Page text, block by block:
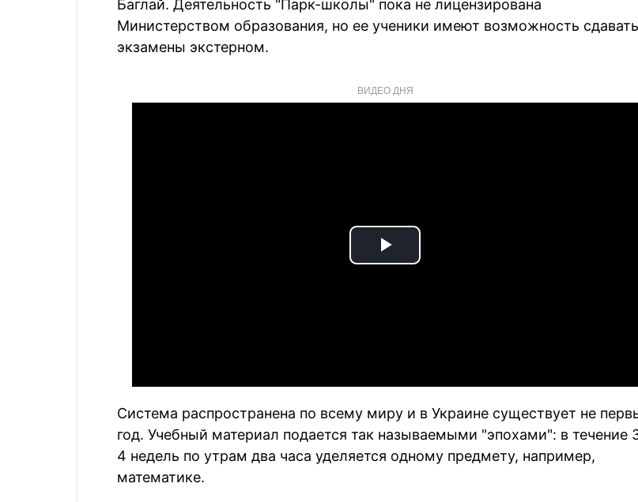
Баглай. Деятельность "Парк-школы" пока не лицензирована
Министерством образования, но ее ученики имеют возможность сдавать
экзамены экстерном.
ВИДЕО ДНЯ
Play
Система распространена по всему миру и в Украине существует не
год. Учебный материал подается так называемыми "эпохами": в течение
4 недель по утрам два часа уделяется одному предмету, например,
математике.